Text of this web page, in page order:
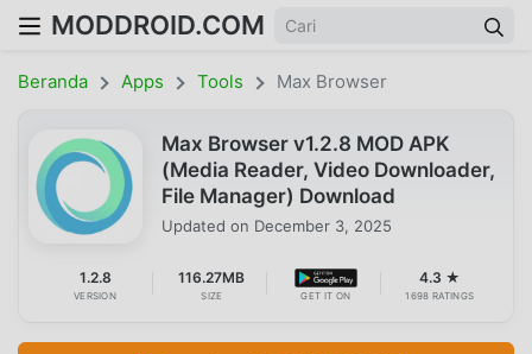
MODDROID.COM
Beranda Apps Tools Max Browser
Max Browser v1.2.8 MOD APK
(Media Reader, Video Downloader,
File Manager) Download
Updated on December 3, 2025
1.2.8
VERSION
116.27MB
SIZE GET IT ON
4.3 ★
1698 RATINGS